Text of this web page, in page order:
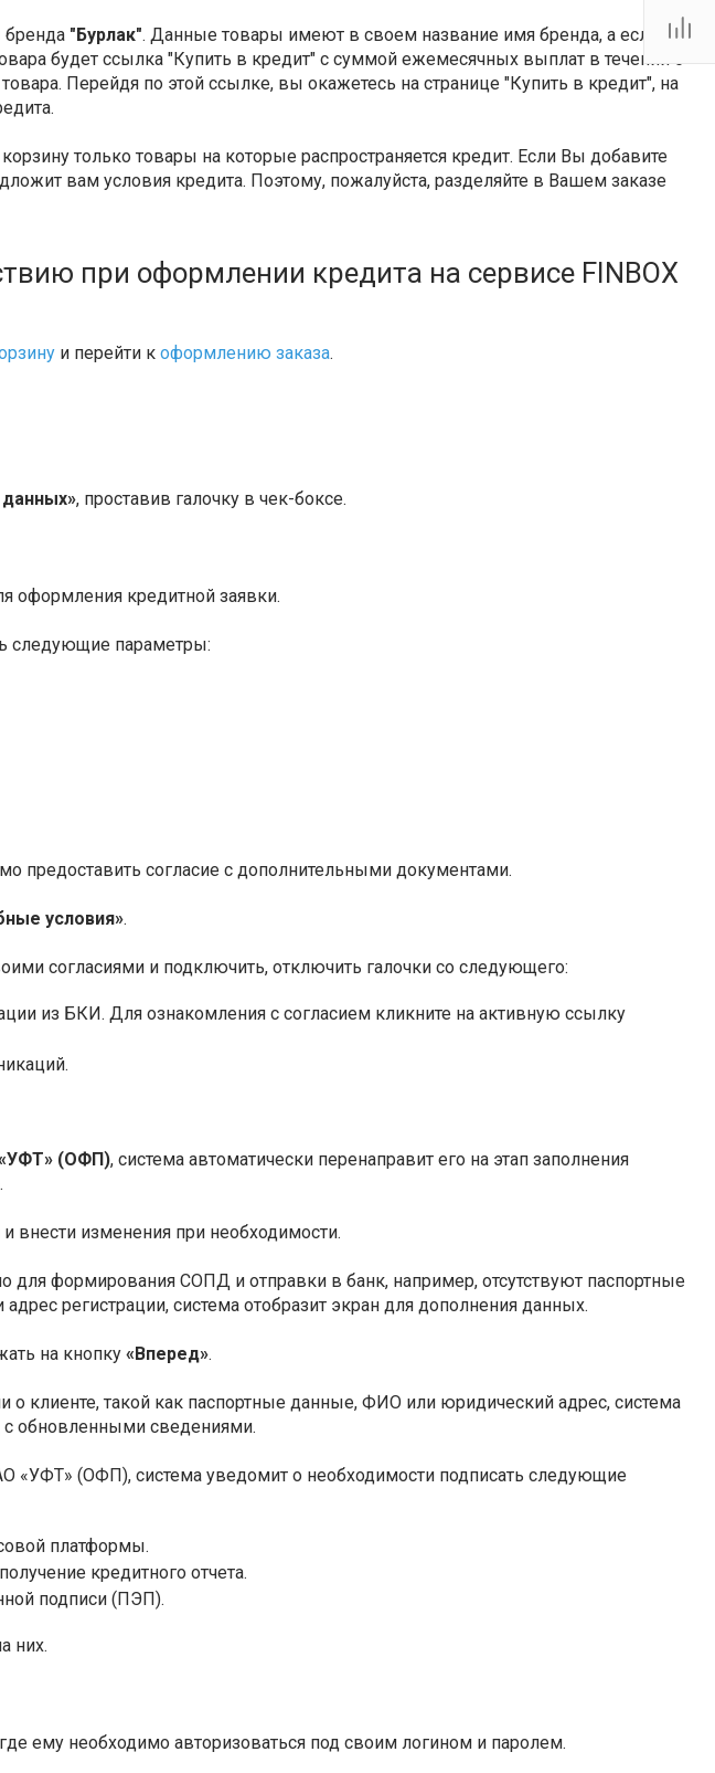
Пн.-пт.: 10:00-19:00 Сб.:
10:00-17:00 Вс.:
бренда "Бурлак". Данные товары имеют в своем название имя бренда, а если
будет ссылка "Купить в кредит" с суммой ежемесячных выплат в течении 6
Перейдя по этой ссылке, вы окажетесь на странице "Купить в кредит", на
только товары на которые распространяется кредит. Если Вы добавите
вам условия кредита. Поэтому, пожалуйста, разделяйте в Вашем заказе
при оформлении кредита на сервисе FINBOX
и перейти к оформлению заказа.
, проставив галочку в чек-боксе.
оформления кредитной заявки.
следующие параметры:
предоставить согласие с дополнительными документами.
условия».
согласиями и подключить, отключить галочки со следующего:
из БКИ. Для ознакомления с согласием кликните на активную ссылку
(ОФП), система автоматически перенаправит его на этап заполнения
внести изменения при необходимости.
для формирования СОПД и отправки в банк, например, отсутствуют паспортные
регистрации, система отобразит экран для дополнения данных.
на кнопку «Вперед».
о клиенте, такой как паспортные данные, ФИО или юридический адрес, система
с обновленными сведениями.
«УФТ» (ОФП), система уведомит о необходимости подписать следующие
платформы.
кредитного отчета.
подписи (ПЭП).
них.
ему необходимо авторизоваться под своим логином и паролем.